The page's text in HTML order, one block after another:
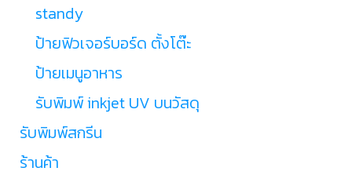
standy
ป้ายฟิวเจอร์บอร์ด ตั้งโต๊ะ
ป้ายเมนูอาหาร
รับพิมพ์ inkjet UV บนวัสดุ
รับพิมพ์สกรีน
ร้านค้า